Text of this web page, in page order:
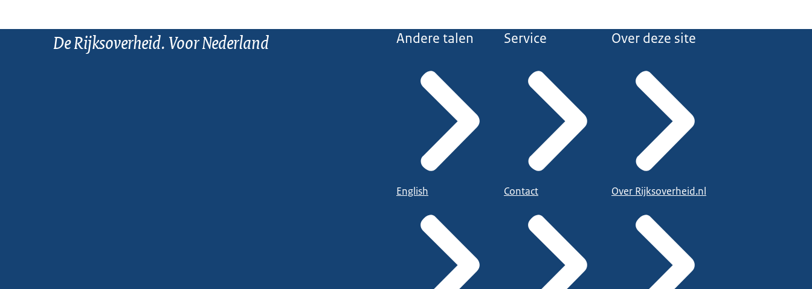
De Rijksoverheid. Voor Nederland Andere talen
English
Service
Contact
Over deze site
Over Rijksoverheid.nl